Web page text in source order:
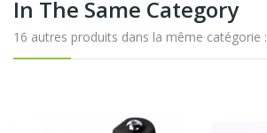
In The Same Category
16 autres produits dans la même catégorie :